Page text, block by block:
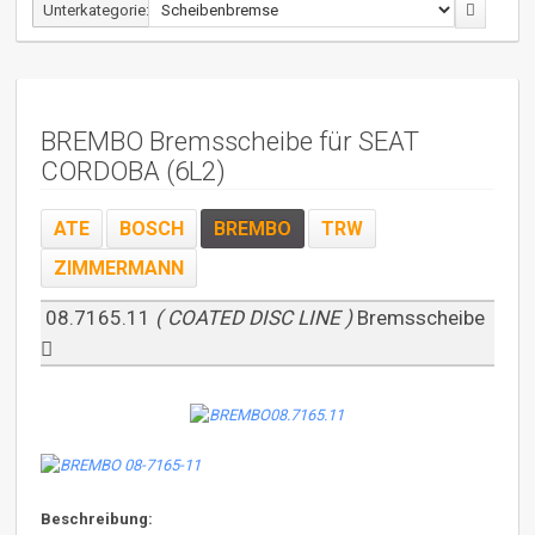
Unterkategorie:
BREMBO Bremsscheibe für SEAT
CORDOBA (6L2)
ATE BOSCH BREMBO
TRW
ZIMMERMANN
08.7165.11 ( COATED DISC LINE ) Bremsscheibe
Beschreibung: